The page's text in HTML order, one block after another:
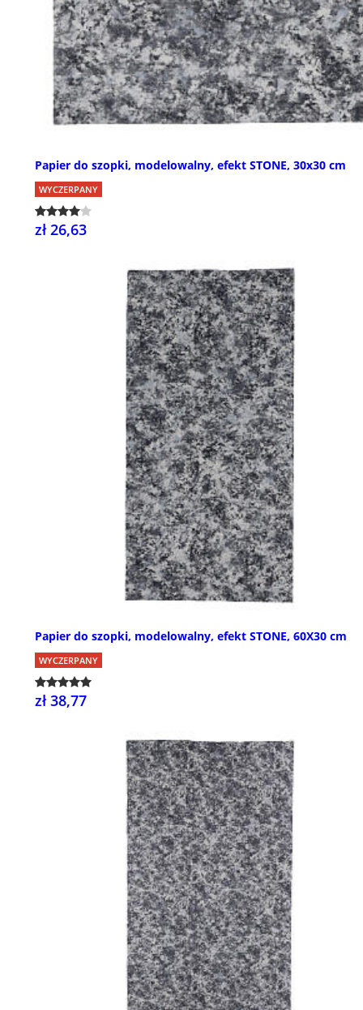
Papier do szopki, modelowalny, efekt STONE, 30x30 cm
WYCZERPANY
zł 26,63
Papier do szopki, modelowalny, efekt STONE, 60X30 cm
WYCZERPANY
zł 38,77